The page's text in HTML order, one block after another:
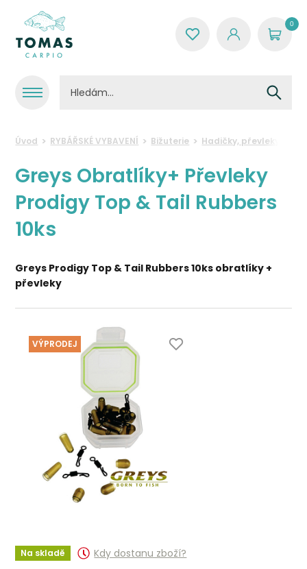
0
Úvod RYBÁŘSKÉ VYBAVENÍ Bižuterie Hadičky, převleky a
Greys Obratlíky+ Převleky
Prodigy Top & Tail Rubbers
10ks
Greys Prodigy Top & Tail Rubbers 10ks obratlíky +
převleky
VÝPRODEJ
Na skladě Kdy dostanu zboží?